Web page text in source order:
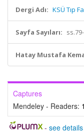
Dergi Adı: KSÜ Tıp
Sayfa Sayıları:
Hatay Mustafa
Captures
Mendeley - Readers: 1
- see details